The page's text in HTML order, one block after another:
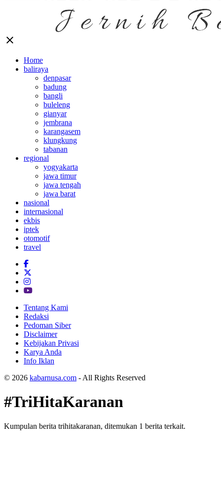
close
Home
baliraya
denpasar
badung
bangli
buleleng
gianyar
jembrana
karangasem
klungkung
tabanan
regional
yogyakarta
jawa timur
jawa tengah
jawa barat
nasional
internasional
ekbis
iptek
otomotif
travel
Tentang Kami
Redaksi
Pedoman Siber
Disclaimer
Kebijakan Privasi
Karya Anda
Info Iklan
© 2026 kabarnusa.com - All Rights Reserved
#TriHitaKaranan
Kumpulan berita trihitakaranan, ditemukan 1 berita terkait.